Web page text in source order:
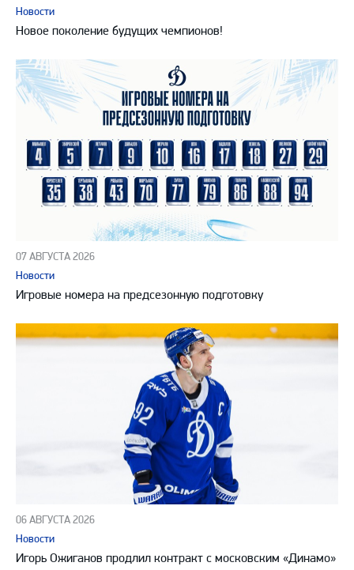
Новости
Новое поколение будущих чемпионов!
07 АВГУСТА 2026
Новости
Игровые номера на предсезонную подготовку
06 АВГУСТА 2026
Новости
Игорь Ожиганов продлил контракт с московским «Динамо»